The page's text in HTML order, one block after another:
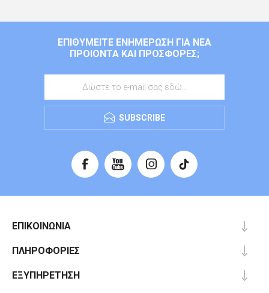
ΕΠΙΘΥΜΕΊΤΕ ΕΝΗΜΈΡΩΣΗ ΓΙΑ ΝΈΑ
ΠΡΟΙΌΝΤΑ ΚΑΙ ΠΡΟΣΦΟΡΈΣ;
SUBSCRIBE
ΕΠΙΚΟΙΝΩΝΊΑ
ΠΛΗΡΟΦΟΡΊΕΣ
ΕΞΥΠΗΡΈΤΗΣΗ